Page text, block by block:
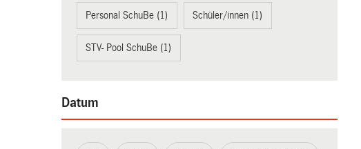
Personal SchuBe (1) Schüler/innen (1)
STV- Pool SchuBe (1)
Datum